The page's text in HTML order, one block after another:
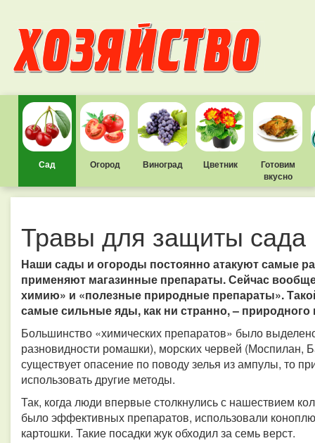
Сад Огород Виноград Цветник
Готовим
вкусно
Травы для защиты сада
Наши сады и огороды постоянно атакуют самые
применяют магазинные препараты. Сейчас
химию» и «полезные природные препараты».
самые сильные яды, как ни странно, – природного
Большинство «химических препаратов» было
разновидности ромашки), морских червей (Моспилан,
существует опасение по поводу зелья из ампулы, то
использовать другие методы.
Так, когда люди впервые столкнулись с нашествием
было эффективных препаратов, использовали
картошки. Такие посадки жук обходил за семь верст.